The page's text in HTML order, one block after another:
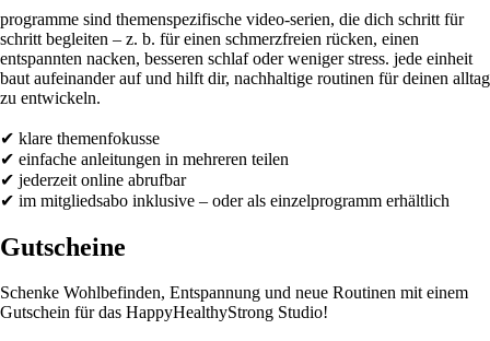
programme sind themenspezifische video-serien, die dich schritt für
schritt begleiten – z. b. für einen schmerzfreien rücken, einen
entspannten nacken, besseren schlaf oder weniger stress. jede einheit
baut aufeinander auf und hilft dir, nachhaltige routinen für deinen alltag
zu entwickeln.
✔ klare themenfokusse
✔ einfache anleitungen in mehreren teilen
✔ jederzeit online abrufbar
✔ im mitgliedsabo inklusive – oder als einzelprogramm erhältlich
Gutscheine
Schenke Wohlbefinden, Entspannung und neue Routinen mit einem
Gutschein für das HappyHealthyStrong Studio!